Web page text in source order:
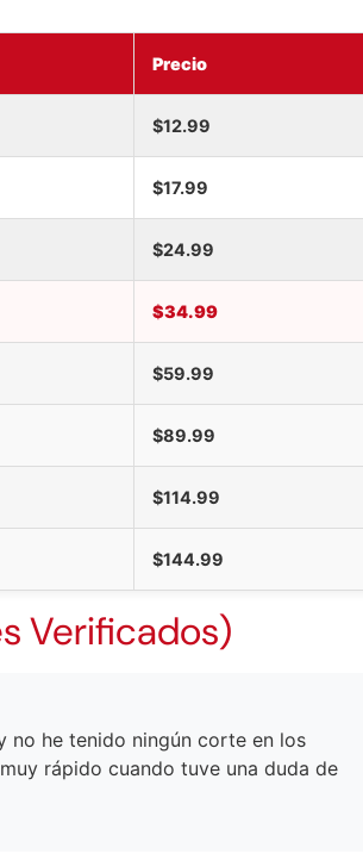
Precio
$12.99
$17.99
$24.99
$34.99
$59.99
$89.99
$114.99
$144.99
Verificados)
no he tenido ningún corte en los
rápido cuando tuve una duda de